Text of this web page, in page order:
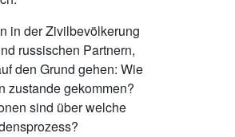
in der Zivilbevölkerung
russischen Partnern,
den Grund gehen: Wie
zustande gekommen?
sind über welche